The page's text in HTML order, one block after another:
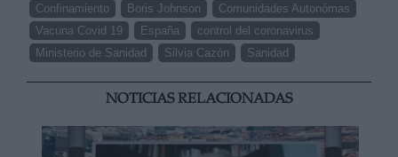
Confinamiento Boris Johnson
Comunidades Autonómas
Vacuna Covid 19
España
control del coronavirus
Ministerio de Sanidad
Silvia Cazón Sanidad
NOTICIAS RELACIONADAS